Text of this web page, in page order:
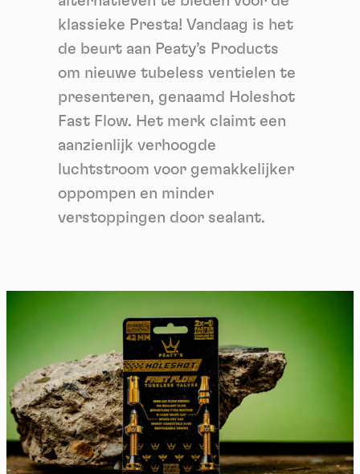
klassieke Presta! Vandaag is het
de beurt aan Peaty’s Products
om nieuwe tubeless ventielen te
presenteren, genaamd Holeshot
Fast Flow. Het merk claimt een
aanzienlijk verhoogde
luchtstroom voor gemakkelijker
oppompen en minder
verstoppingen door sealant.